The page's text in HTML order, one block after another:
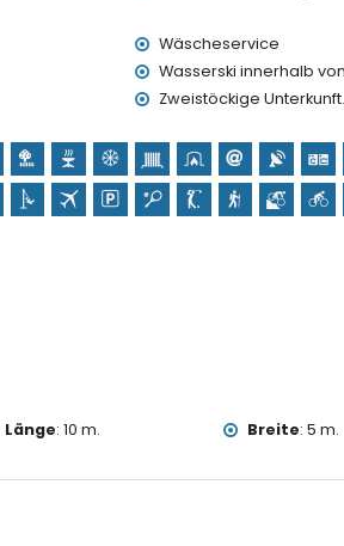
Aufpreis
Babysitterservice
für Ihren Urlaub in Moraira, Costa
Haus)
(innerhalb von 5 Kilometern vom Haus)
Costa Blanca
Catalina), Burg (Castell de Moraira),
und historischer Ort (Centro histórico)
von 1000 Metern von der Villa)
Wäscheservice
Wasserski innerhalb
Zweistöckige Unterkunft.
Länge: 10 m. Breite:5 m.